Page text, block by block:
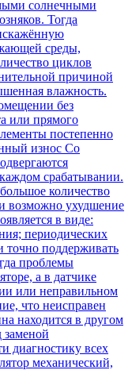
солнечными
Тогда
среды,
циклов
причиной
влажность.
без
или прямого
постепенно
износ Со
срабатывании.
количество
возможно ухудшение
в виде:
периодических
точно поддерживать
проблемы
а в датчике
или неправильном
что неисправен
находится в другом
заменой
диагностику всех
механический,